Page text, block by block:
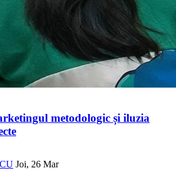
metodologic și iluzia
Joi, 26 Mar